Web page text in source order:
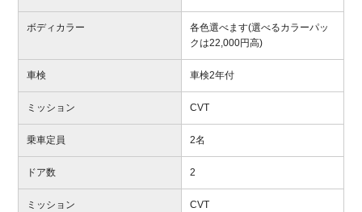
ボディカラー
各色選べます(選べるカラーパッ
クは22,000円高)
車検 車検2年付
ミッション CVT
乗車定員 2名
ドア数 2
ミッション CVT